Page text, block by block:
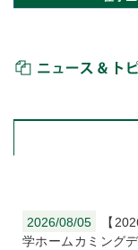
2026/08/05
【
学ホームカミング